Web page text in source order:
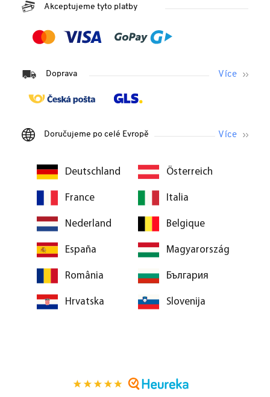
Akceptujeme tyto platby
Doprava
Doručujeme po celé Evropě
Deutschland Österreich
France Italia
Nederland Belgique
España Magyarország
România България
Hrvatska Slovenija